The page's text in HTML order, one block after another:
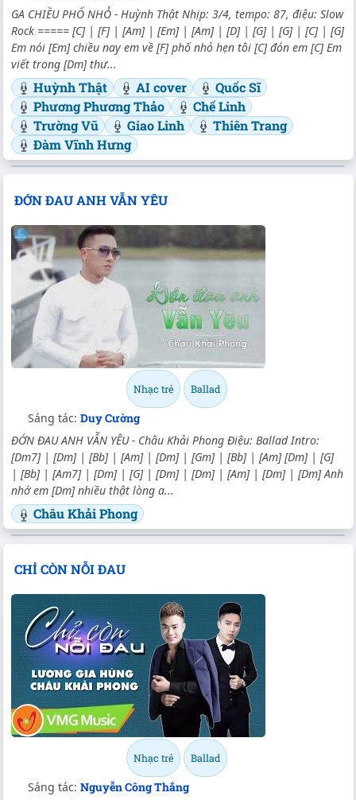
GA CHIỀU PHỐ NHỎ - Huỳnh Thật Nhịp: 3/4, tempo: 87, điệu: Slow
Rock ===== [C] | [F] | [Am] | [Em] | [Am] | [D] | [G] | [G] | [C] | [G]
Em nói [Em] chiều nay em về [F] phố nhỏ hẹn tôi [C] đón em [C] Em
viết trong [Dm] thư...
Huỳnh Thật AI cover
Quốc Sĩ
Phương Phương Thảo
Chế Linh
Trường Vũ
Giao Linh
Thiên Trang
Đàm Vĩnh Hưng
ĐỚN ĐAU ANH VẪN YÊU
Nhạc trẻ Ballad
Sáng tác: Duy Cường
ĐỚN ĐAU ANH VẪN YÊU - Châu Khải Phong Điệu: Ballad Intro:
[Dm7] | [Dm] | [Bb] | [Am] | [Dm] | [Gm] | [Bb] | [Am] [Dm] | [G]
| [Bb] | [Am7] | [Dm] | [G] | [Dm] | [Dm] | [Am] | [Dm] | [Dm] Anh
nhớ em [Dm] nhiều thật lòng a...
Châu Khải Phong
CHỈ CÒN NỖI ĐAU
Nhạc trẻ Ballad
Sáng tác: Nguyễn Công Thắng